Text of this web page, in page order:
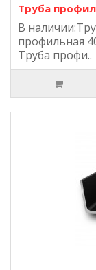
Труба
В
профильная
Труба профи..